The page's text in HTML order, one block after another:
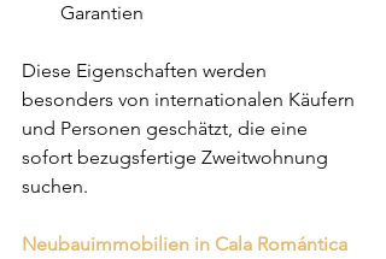
Garantien
Diese Eigenschaften werden
besonders von internationalen Käufern
und Personen geschätzt, die eine
sofort bezugsfertige Zweitwohnung
suchen.
Neubauimmobilien in Cala Romántica